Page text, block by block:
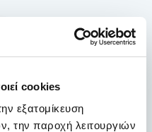
cookies
εξατομίκευση
την παροχή λειτουργιών